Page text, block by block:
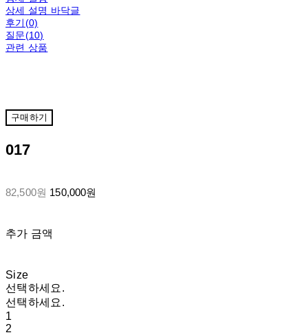
상세 설명 바닥글
후기(0)
질문(10)
관련 상품
구매하기
017
82,500원 150,000원
추가 금액
Size
선택하세요.
선택하세요.
1
2